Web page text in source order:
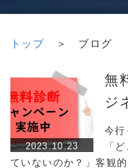
トップ ＞ ブログ
2023.10.23
無
ジ
今行
「
ていないのか？」客観